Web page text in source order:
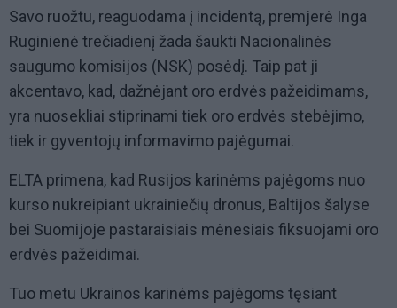
Savo ruožtu, reaguodama į incidentą, premjerė Inga
Ruginienė trečiadienį žada šaukti Nacionalinės
saugumo komisijos (NSK) posėdį. Taip pat ji
akcentavo, kad, dažnėjant oro erdvės pažeidimams,
yra nuosekliai stiprinami tiek oro erdvės stebėjimo,
tiek ir gyventojų informavimo pajėgumai.
ELTA primena, kad Rusijos karinėms pajėgoms nuo
kurso nukreipiant ukrainiečių dronus, Baltijos šalyse
bei Suomijoje pastaraisiais mėnesiais fiksuojami oro
erdvės pažeidimai.
Tuo metu Ukrainos karinėms pajėgoms tęsiant